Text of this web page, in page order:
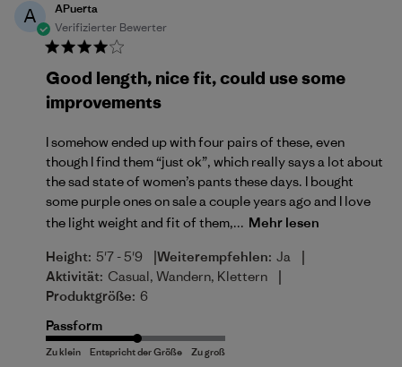
A
APuerta
Verifizierter Bewerter
Good length, nice fit, could use some
improvements
I somehow ended up with four pairs of these, even
though I find them “just ok”, which really says a lot about
the sad state of women’s pants these days. I bought
some purple ones on sale a couple years ago and I love
the light weight and fit of them,... Mehr lesen
Height: 5'7 - 5'9 |Weiterempfehlen: Ja |
Aktivität: Casual, Wandern, Klettern |
Produktgröße: 6
Passform